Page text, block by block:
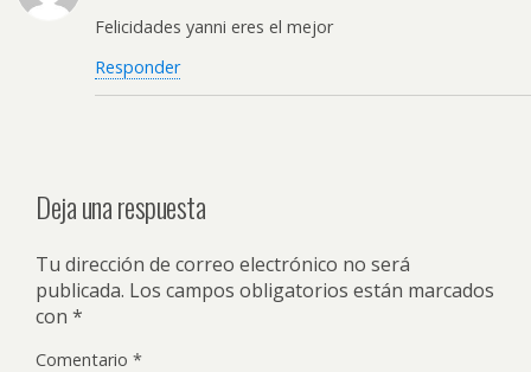
Felicidades yanni eres el mejor
Responder
Deja una respuesta
Tu dirección de correo electrónico no será
publicada. Los campos obligatorios están marcados
con *
Comentario *